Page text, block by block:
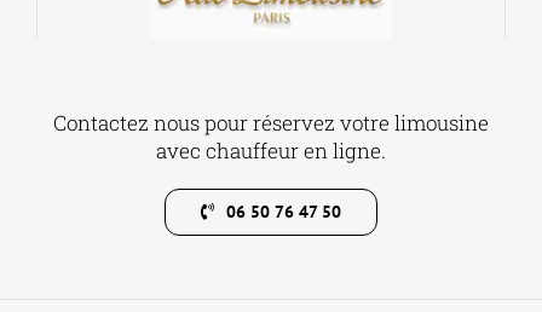
Contactez nous pour réservez votre limousine
avec chauffeur en ligne.
06 50 76 47 50